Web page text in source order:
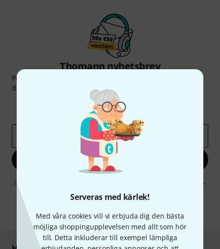
Serveras med kärlek!
Med våra cookies vill vi erbjuda dig den bästa
möjliga shoppingupplevelsen med allt som hör
till. Detta inkluderar till exempel lämpliga
Thomann nyhetsbrev
Prenumererar på Thomanns Nyhetsbrev på engelska och
du kan med lite tur vinna en50 kupong
Inspirerande inlägg
Thomann Insikter
Registrera dig nu
Genom att klicka på "Registrera dig nu" samtycker jag till att ta emot e-
information om nyhetsbrevet i vårsekretesspolicy
* Nödvändig